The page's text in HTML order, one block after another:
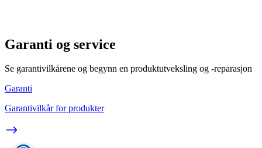
Garanti og service
Se garantivilkårene og begynn en produktutveksling og -reparasjon
Garanti
Garantivilkår for produkter